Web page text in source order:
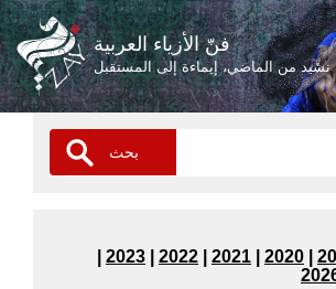
فنّ الأزياء العربية
نشيد من الماضي، إيماءة إلى المستقبل
2020
2021
2022
2023